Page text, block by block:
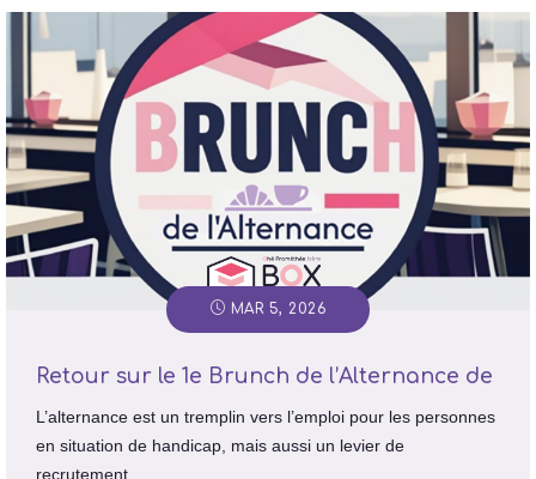
MAR 5, 2026
Retour sur le 1e Brunch de l’Alternance de
L’alternance est un tremplin vers l’emploi pour les personnes
en situation de handicap, mais aussi un levier de
recrutement